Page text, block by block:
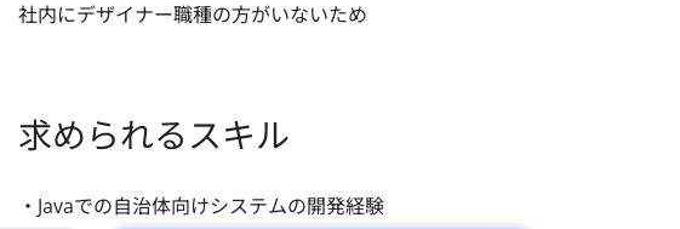
社内にデザイナー職種の方がいないため
求められるスキル
・Javaでの自治体向けシステムの開発経験